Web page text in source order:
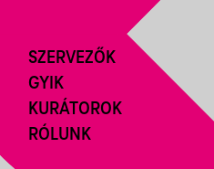
SZERVEZŐK
GYIK
KURÁTOROK
RÓLUNK